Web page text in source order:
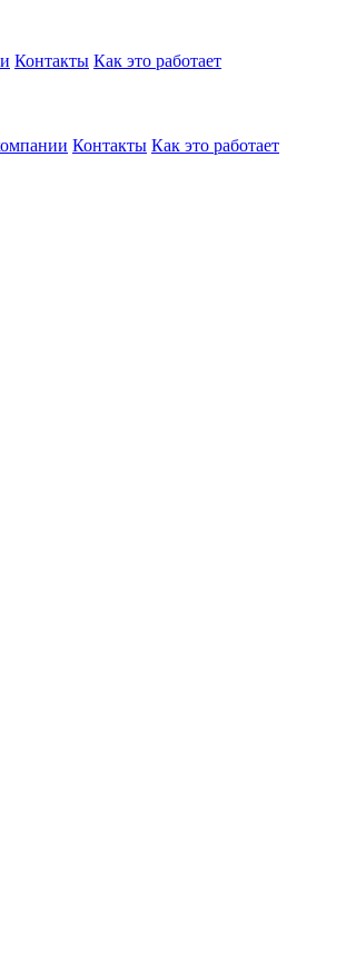
Контакты Как это работает
Контакты Как это работает